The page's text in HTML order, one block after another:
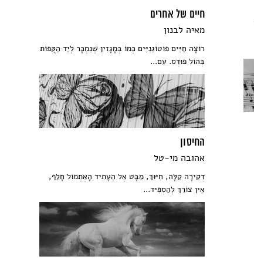
חיים של אחרים
מאיה לבנון
רוֹצָה חַיִּים פוֹטוֹגֵנִיִּים כְּמוֹ בְּמָגָזִין שֶׁנִּמְכָּר לְיַד הַקֻּפּוֹת
בְּהוֹל פוּדְס. עִם...
החיסון
אהובה מי-טל
דְּקִירָה קַלָּה, חִיּוּךְ, מַבָּט אֶל הֶעָתִיד הָאֶתְמוֹל חָלַף,
אֵין צוֹרֵךְ לְהַסְפִּיד...